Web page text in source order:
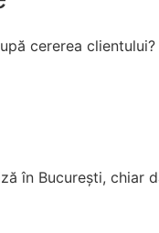
cererea clientului?
în București, chiar